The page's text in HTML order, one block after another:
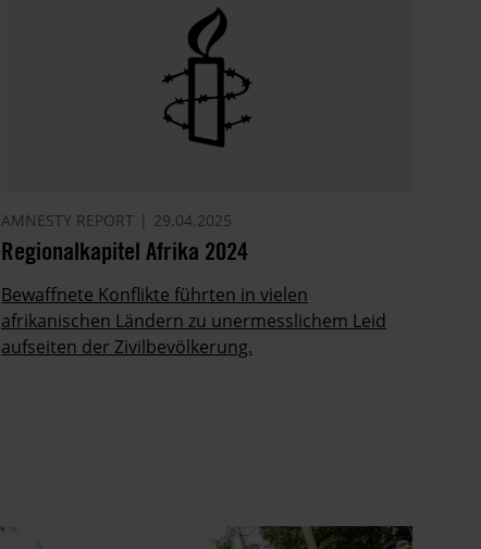
AMNESTY REPORT 29.04.2025
Regionalkapitel Afrika 2024
Bewaffnete Konflikte führten in vielen
afrikanischen Ländern zu unermesslichem Leid
aufseiten der Zivilbevölkerung.